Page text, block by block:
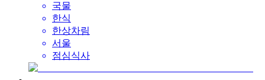
국물
한식
한상차림
서울
점심식사